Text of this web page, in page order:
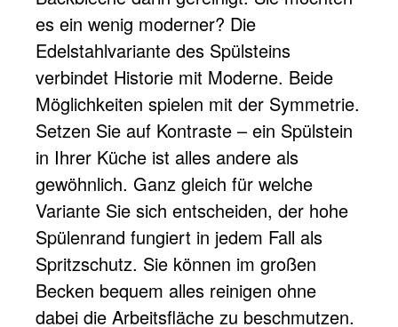
es ein wenig moderner? Die
Edelstahlvariante des Spülsteins
verbindet Historie mit Moderne. Beide
Möglichkeiten spielen mit der Symmetrie.
Setzen Sie auf Kontraste – ein Spülstein
in Ihrer Küche ist alles andere als
gewöhnlich. Ganz gleich für welche
Variante Sie sich entscheiden, der hohe
Spülenrand fungiert in jedem Fall als
Spritzschutz. Sie können im großen
Becken bequem alles reinigen ohne
dabei die Arbeitsfläche zu beschmutzen.